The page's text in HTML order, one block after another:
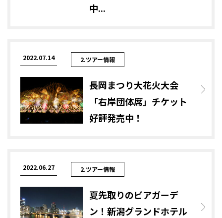
中...
2022.07.14 2.ツアー情報
長岡まつり大花火大会
「右岸団体席」チケット
好評発売中！
2022.06.27 2.ツアー情報
夏先取りのビアガーデ
ン！新潟グランドホテル